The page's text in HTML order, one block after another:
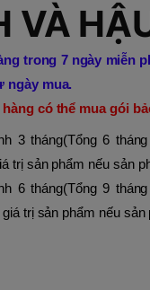
VÀ
trong 7 ngày miễn
ngày mua.
có thể mua gói
3 tháng(Tổng 6
trị sản phẩm nếu sản
6 tháng(Tổng 9
trị sản phẩm nếu sản